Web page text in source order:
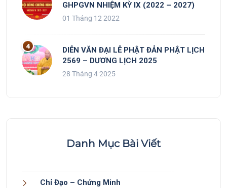
GHPGVN NHIỆM KỲ IX (2022 – 2027)
01 Tháng 12 2022
DIỄN VĂN ĐẠI LỄ PHẬT ĐẢN PHẬT LỊCH
2569 – DƯƠNG LỊCH 2025
28 Tháng 4 2025
Danh Mục Bài Viết
Chỉ Đạo – Chứng Minh